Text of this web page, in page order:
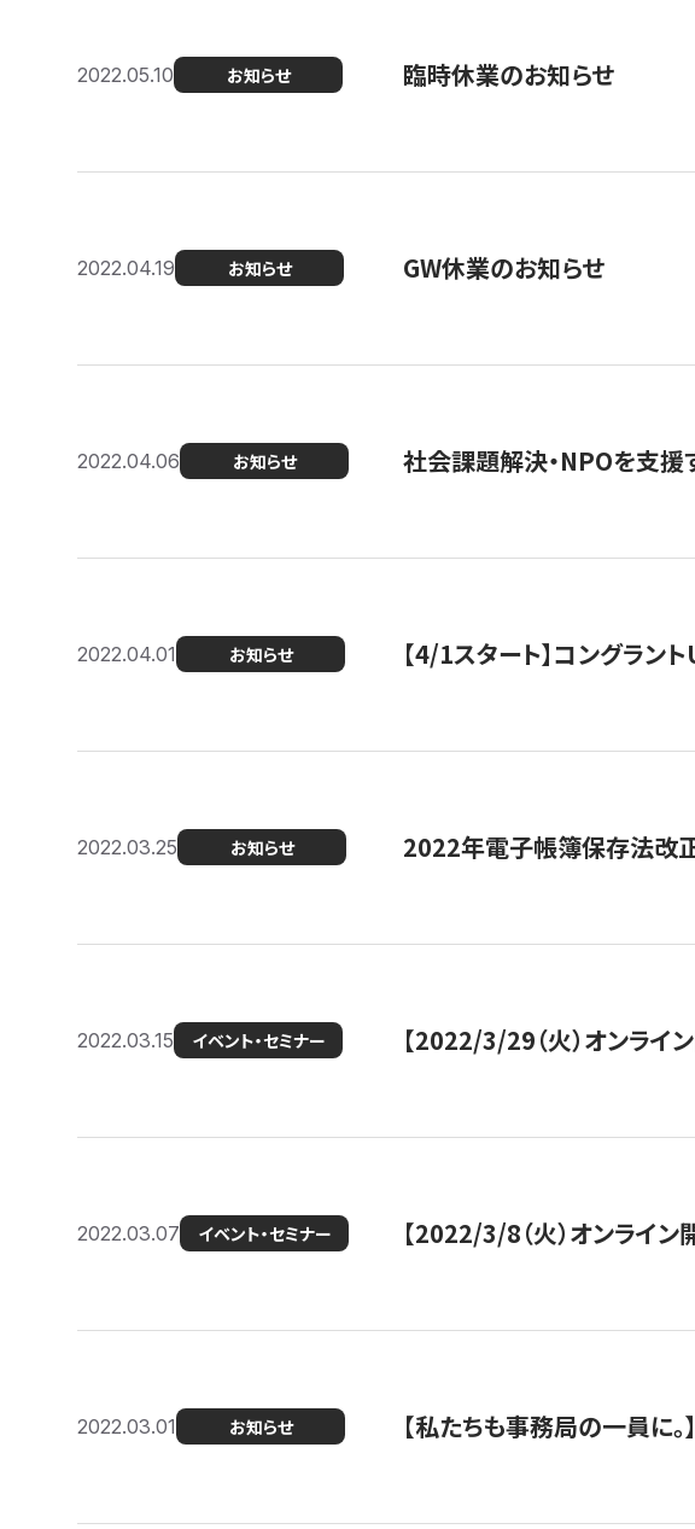
2022.05.10 お知らせ 臨時休業のお知らせ
2022.04.19 お知らせ GW休業のお知らせ
2022.04.06 お知らせ 社会課題解決・NPOを支援
2022.04.01 お知らせ 【4/1スタート】コングラン
2022.03.25 お知らせ 2022年電子帳簿保存法改
2022.03.15 イベント・セミナー 【2022/3/29（火）オンラ
2022.03.07 イベント・セミナー 【2022/3/8（火）オンライ
2022.03.01 お知らせ 【私たちも事務局の一員に